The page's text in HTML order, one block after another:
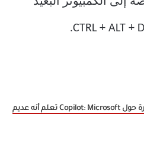
الحقيقة المرة حول Copilot: Microsoft تعلم أنه عديم